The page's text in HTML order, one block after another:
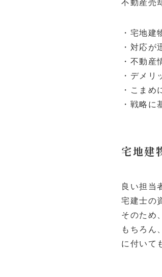
不動産売
・宅地建
・対応が
・不動産
・デメリ
・こまめ
・戦略に
宅地建
良い担当
宅建士の
そのため
もちろん
に付いて